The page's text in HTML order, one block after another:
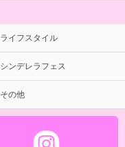
ライフスタイル
シンデレラフェス
その他